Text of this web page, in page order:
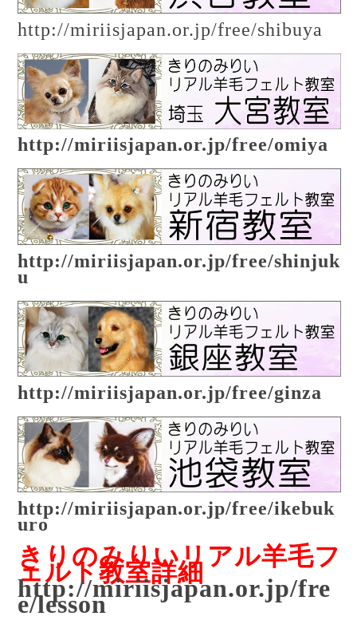
http://miriisjapan.or.jp/free/shibuya
http://miriisjapan.or.jp/free/omiya
http://miriisjapan.or.jp/free/shinjuk
u
http://miriisjapan.or.jp/free/ginza
http://miriisjapan.or.jp/free/ikebuk
uro
きりのみりいリアル羊毛フ
ェルト教室詳細
http://miriisjapan.or.jp/fre
e/lesson